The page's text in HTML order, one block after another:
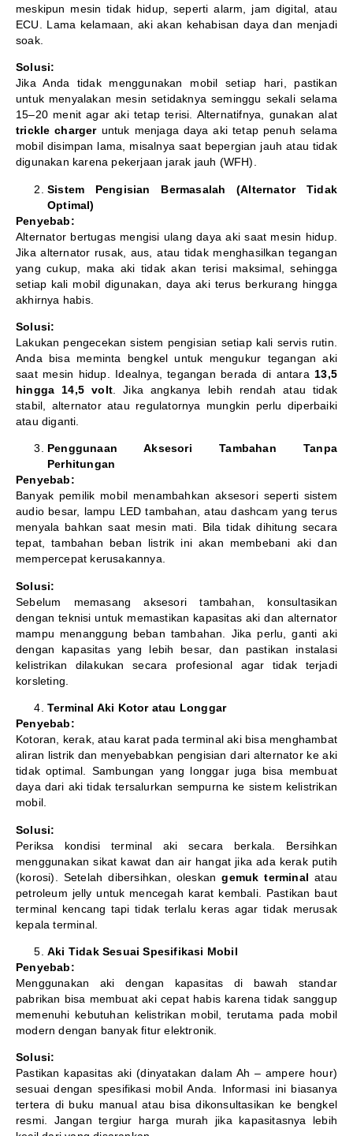
meskipun mesin tidak hidup, seperti alarm, jam digital, atau
ECU. Lama kelamaan, aki akan kehabisan daya dan menjadi
soak.
Solusi:
Jika Anda tidak menggunakan mobil setiap hari, pastikan
untuk menyalakan mesin setidaknya seminggu sekali selama
15–20 menit agar aki tetap terisi. Alternatifnya, gunakan alat
trickle chargeruntuk menjaga daya aki tetap penuh selama
mobil disimpan lama, misalnya saat bepergian jauh atau tidak
digunakan karena pekerjaan jarak jauh (WFH).
Sistem Pengisian Bermasalah (Alternator Tidak
Optimal)
Penyebab:
Alternator bertugas mengisi ulang daya aki saat mesin hidup.
Jika alternator rusak, aus, atau tidak menghasilkan tegangan
yang cukup, maka aki tidak akan terisi maksimal, sehingga
setiap kali mobil digunakan, daya aki terus berkurang hingga
akhirnya habis.
Solusi:
Lakukan pengecekan sistem pengisian setiap kali servis rutin.
Anda bisa meminta bengkel untuk mengukur tegangan aki
saat mesin hidup. Idealnya, tegangan berada di antara 13,5
hingga 14,5 volt. Jika angkanya lebih rendah atau tidak
stabil, alternator atau regulatornya mungkin perlu diperbaiki
atau diganti.
Penggunaan Aksesori Tambahan Tanpa
Perhitungan
Penyebab:
Banyak pemilik mobil menambahkan aksesori seperti sistem
audio besar, lampu LED tambahan, atau dashcam yang terus
menyala bahkan saat mesin mati. Bila tidak dihitung secara
tepat, tambahan beban listrik ini akan membebani aki dan
mempercepat kerusakannya.
Solusi:
Sebelum memasang aksesori tambahan, konsultasikan
dengan teknisi untuk memastikan kapasitas aki dan alternator
mampu menanggung beban tambahan. Jika perlu, ganti aki
dengan kapasitas yang lebih besar, dan pastikan instalasi
kelistrikan dilakukan secara profesional agar tidak terjadi
korsleting.
Terminal Aki Kotor atau Longgar
Penyebab:
Kotoran, kerak, atau karat pada terminal aki bisa menghambat
aliran listrik dan menyebabkan pengisian dari alternator ke aki
tidak optimal. Sambungan yang longgar juga bisa membuat
daya dari aki tidak tersalurkan sempurna ke sistem kelistrikan
mobil.
Solusi:
Periksa kondisi terminal aki secara berkala. Bersihkan
menggunakan sikat kawat dan air hangat jika ada kerak putih
(korosi). Setelah dibersihkan, oleskangemuk terminal atau
petroleum jelly untuk mencegah karat kembali. Pastikan baut
terminal kencang tapi tidak terlalu keras agar tidak merusak
kepala terminal.
Aki Tidak Sesuai Spesifikasi Mobil
Penyebab:
Menggunakan aki dengan kapasitas di bawah standar
pabrikan bisa membuat aki cepat habis karena tidak sanggup
memenuhi kebutuhan kelistrikan mobil, terutama pada mobil
modern dengan banyak fitur elektronik.
Solusi:
Pastikan kapasitas aki (dinyatakan dalam Ah – ampere hour)
sesuai dengan spesifikasi mobil Anda. Informasi ini biasanya
tertera di buku manual atau bisa dikonsultasikan ke bengkel
resmi. Jangan tergiur harga murah jika kapasitasnya lebih